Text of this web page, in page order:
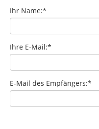
Ihr Name:*
Ihre E-Mail:*
E-Mail des Empfängers:*